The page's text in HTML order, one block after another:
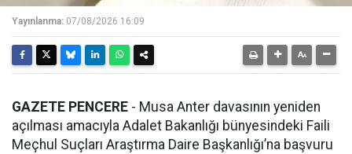
Yayınlanma: 07/08/2026 16:09
GAZETE PENCERE - Musa Anter davasının yeniden
açılması amacıyla Adalet Bakanlığı bünyesindeki Faili
Meçhul Suçları Araştırma Daire Başkanlığı’na başvuru